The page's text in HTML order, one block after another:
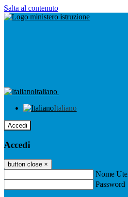
Salta al contenuto
Italiano
Italiano
Accedi
Accedi
button close ×
Nome
Password